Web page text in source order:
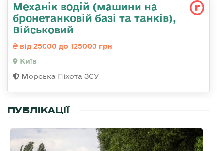
Механік водій (машини на
бронетанковій базі та танків),
Військовий
від 25000 до 125000 грн
Київ
Морська Піхота ЗСУ
ПУБЛІКАЦІЇ